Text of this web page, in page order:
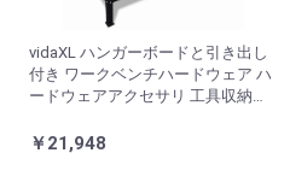
vidaXL ハンガーボードと引き出し
付き ワークベンチハードウェア ハ
ードウェアアクセサリ 工具収納・
￥21,948